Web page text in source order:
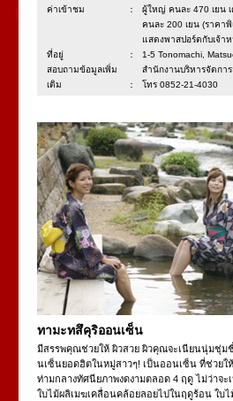
ค่าเข้าชม：
ผู้ใหญ่ คนละ 470 เยน
คนละ 200 เยน (ราคา
แสดงพาสปอร์ตกับเจ้า
ที่อยู่：
1-5 Tonomachi,
สอบถามข้อมูลเพิ่ม
เติม：
สำนักงานบริหารจัดกา
โทร 0852-21-4030
ทามะทสึคุริออนเซ็น
มีสรรพคุณช่วยให้ ผิวสวย ผิวคุณจะเนียนนุ่มชุ่
นเซ็นยอดฮิตในหมู่สาวๆ! เป็นออนเซ็น ที่ช่วยใ
ท่ามกลางทัศนียภาพงดงามตลอด 4 ฤดู ไม่ว่าจ
ใบไม้ผลิเมฆเคลื่อนคล้อยลอยไปในฤดูร้อน ใบไ